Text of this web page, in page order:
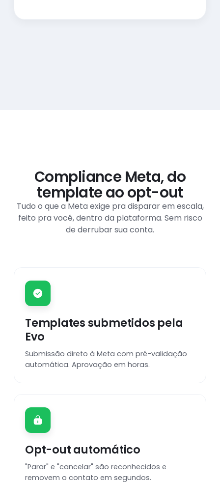
Compliance Meta, do
template ao opt-out
Tudo o que a Meta exige pra disparar em escala,
feito pra você, dentro da plataforma. Sem risco
de derrubar sua conta.
Templates submetidos pela
Evo
Submissão direto à Meta com pré-validação
automática. Aprovação em horas.
Opt-out automático
"Parar" e "cancelar" são reconhecidos e
removem o contato em segundos.